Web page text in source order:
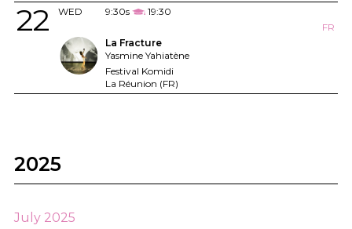
WED
22 9:30s
19:30
FR
La Fracture
Yasmine Yahiatène
Festival Komidi
La Réunion (FR)
2025
July 2025